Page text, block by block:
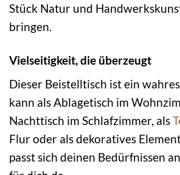
Stück Natur und
bringen.
Vielseitigkeit, die überzeugt
Dieser Beistelltisch ist ein
kann als Ablagetisch im
Nachttisch im Schlafzimmer, als
Flur oder als dekoratives
passt sich deinen Bedürfnissen